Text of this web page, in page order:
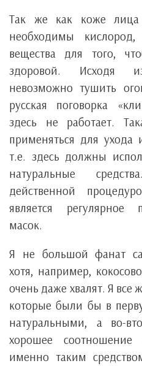
Так же как коже
необходимы
вещества для того,
здоровой. Исходя
невозможно тушить
русская поговорка
здесь не работает.
применяться для ухода
т.е. здесь должны
натуральные
действенной
является регулярное
масок.
Я не большой фанат
хотя, например,
очень даже хвалят. Я все
которые были бы в
натуральными, а во-
хорошее
именно таким